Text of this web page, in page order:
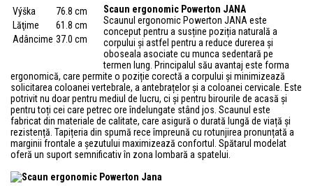
Výška
76.8 cm
Lăţime
61.8 cm
Adâncime 37.0 cm
Scaun ergonomic Powerton JANA
Scaunul ergonomic Powerton JANA este
conceput pentru a susține poziția naturală a
corpului și astfel pentru a reduce durerea și
oboseala asociate cu munca sedentară pe
termen lung. Principalul său avantaj este forma
ergonomică, care permite o poziție corectă a corpului și minimizează
solicitarea coloanei vertebrale, a antebrațelor și a coloanei cervicale. Este
potrivit nu doar pentru mediul de lucru, ci și pentru birourile de acasă și
pentru toți cei care petrec ore îndelungate stând jos. Scaunul este
fabricat din materiale de calitate, care asigură o durată lungă de viață și
rezistență. Tapițeria din spumă rece împreună cu rotunjirea pronunțată a
marginii frontale a șezutului maximizează confortul. Spătarul modelat
oferă un suport semnificativ în zona lombară a spatelui.